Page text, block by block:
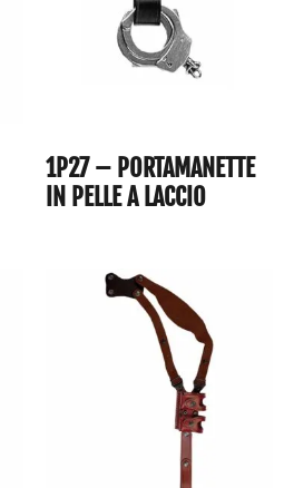
1P27 – PORTAMANETTE
IN PELLE A LACCIO